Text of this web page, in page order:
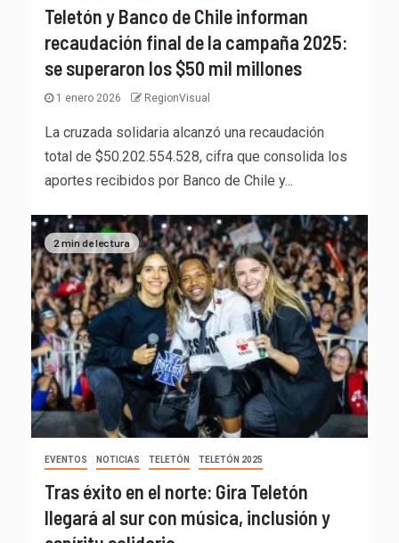
Teletón y Banco de Chile informan
recaudación final de la campaña 2025:
se superaron los $50 mil millones
1 enero 2026 RegionVisual
La cruzada solidaria alcanzó una recaudación
total de $50.202.554.528, cifra que consolida los
aportes recibidos por Banco de Chile y...
2 min de lectura
EVENTOS NOTICIAS TELETÓN TELETÓN 2025
Tras éxito en el norte: Gira Teletón
llegará al sur con música, inclusión y